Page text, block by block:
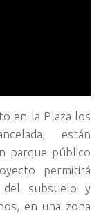
en la Plaza los
están
parque público
permitirá
del subsuelo y
en una zona